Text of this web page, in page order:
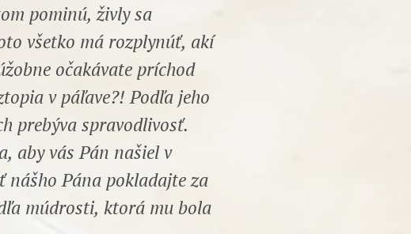
pominú, živly sa
všetko má rozplynúť, akí
očakávate príchod
v páľave?! Podľa jeho
prebýva spravodlivosť.
aby vás Pán našiel v
nášho Pána pokladajte za
múdrosti, ktorá mu bola